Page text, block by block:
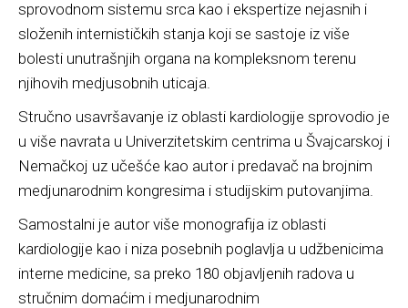
sprovodnom sistemu srca kao i ekspertize nejasnih i
složenih internističkih stanja koji se sastoje iz više
bolesti unutrašnjih organa na kompleksnom terenu
njihovih medjusobnih uticaja.
Stručno usavršavanje iz oblasti kardiologije sprovodio je
u više navrata u Univerzitetskim centrima u Švajcarskoj i
Nemačkoj uz učešće kao autor i predavač na brojnim
medjunarodnim kongresima i studijskim putovanjima.
Samostalni je autor više monografija iz oblasti
kardiologije kao i niza posebnih poglavlja u udžbenicima
interne medicine, sa preko 180 objavljenih radova u
stručnim domaćim i medjunarodnim